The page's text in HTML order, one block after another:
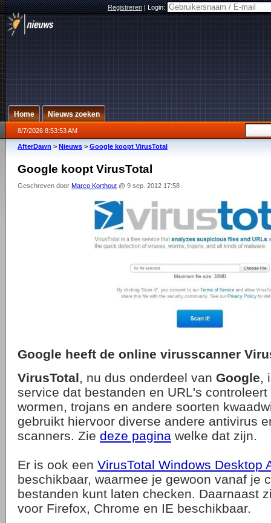
Registreren|Login:
Home Nieuws zoeken
8/7/2026 8:53:53 AM
AfterDawn > Nieuws > Google koopt VirusTotal
Google koopt VirusTotal
Geschreven door Marco Korthout @ 9 sep. 2012 17:58
Google heeft de online virusscanner
VirusTotal, nu dus onderdeel van Google,
service dat bestanden en URL's
wormen, trojans en andere soorten
gebruikt hiervoor diverse andere antivirus
scanners. Zie deze pagina welke dat zijn.
Er is ook een VirusTotal Windows Desktop
beschikbaar, waarmee je gewoon vanaf je
bestanden kunt laten checken. Daarnaast
voor Firefox, Chrome en IE beschikbaar.